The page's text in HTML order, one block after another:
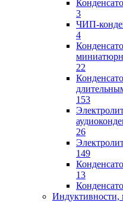
3
ЧИП-
4
22
153
26
149
13